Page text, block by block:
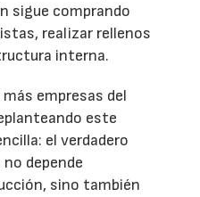
sigue comprando
realizar rellenos
interna.
empresas del
este
el verdadero
depende
sino también